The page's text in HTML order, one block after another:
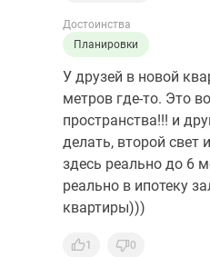
Достоинства
Планировки
У друзей в новой
метров где-то. Это
пространства!!! и
делать, второй свет
здесь реально до 6
реально в ипотеку
квартиры)))
1 0